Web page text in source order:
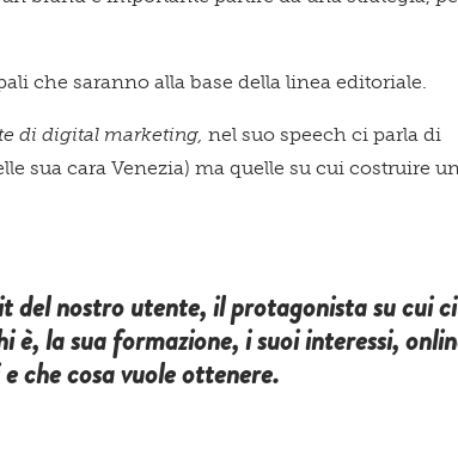
che saranno alla base della linea editoriale.
di digital marketing, nel suo speech ci parla di
sua cara Venezia) ma quelle su cui costruire
del nostro utente, il protagonista su cui ci
la sua formazione, i suoi interessi,
che cosa vuole ottenere.